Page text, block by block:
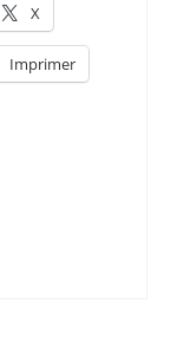
X
Imprimer